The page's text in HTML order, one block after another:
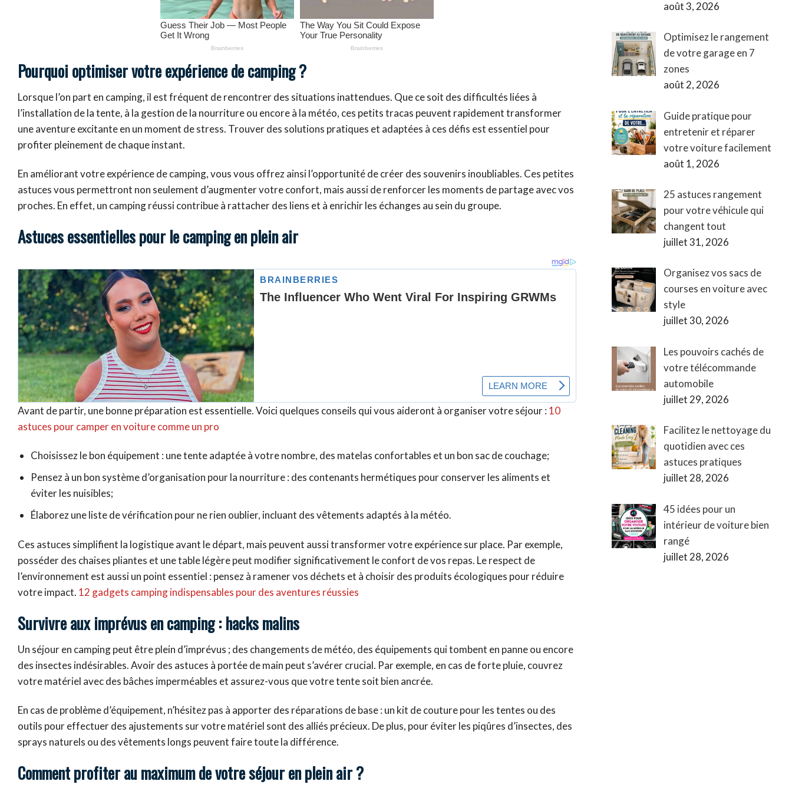
Pourquoi optimiser votre expérience de camping ?
Lorsque l’on part en camping, il est fréquent de rencontrer des situations inattendues. Que ce soit des difficultés liées à
l’installation de la tente, à la gestion de la nourriture ou encore à la météo, ces petits tracas peuvent rapidement transformer
une aventure excitante en un moment de stress. Trouver des solutions pratiques et adaptées à ces défis est essentiel pour
profiter pleinement de chaque instant.
En améliorant votre expérience de camping, vous vous offrez ainsi l’opportunité de créer des souvenirs inoubliables. Ces petites
astuces vous permettront non seulement d’augmenter votre confort, mais aussi de renforcer les moments de partage avec vos
proches. En effet, un camping réussi contribue à rattacher des liens et à enrichir les échanges au sein du groupe.
Astuces essentielles pour le camping en plein air
Avant de partir, une bonne préparation est essentielle. Voici quelques conseils qui vous aideront à organiser votre séjour : 10
astuces pour camper en voiture comme un pro
Choisissez le bon équipement : une tente adaptée à votre nombre, des matelas confortables et un bon sac de couchage;
Pensez à un bon système d’organisation pour la nourriture : des contenants hermétiques pour conserver les aliments et
éviter les nuisibles;
Élaborez une liste de vérification pour ne rien oublier, incluant des vêtements adaptés à la météo.
Ces astuces simplifient la logistique avant le départ, mais peuvent aussi transformer votre expérience sur place. Par exemple,
posséder des chaises pliantes et une table légère peut modifier significativement le confort de vos repas. Le respect de
l’environnement est aussi un point essentiel : pensez à ramener vos déchets et à choisir des produits écologiques pour réduire
votre impact. 12 gadgets camping indispensables pour des aventures réussies
Survivre aux imprévus en camping : hacks malins
Un séjour en camping peut être plein d’imprévus ; des changements de météo, des équipements qui tombent en panne ou encore
des insectes indésirables. Avoir des astuces à portée de main peut s’avérer crucial. Par exemple, en cas de forte pluie, couvrez
votre matériel avec des bâches imperméables et assurez-vous que votre tente soit bien ancrée.
En cas de problème d’équipement, n’hésitez pas à apporter des réparations de base : un kit de couture pour les tentes ou des
outils pour effectuer des ajustements sur votre matériel sont des alliés précieux. De plus, pour éviter les piqûres d’insectes, des
sprays naturels ou des vêtements longs peuvent faire toute la différence.
Comment profiter au maximum de votre séjour en plein air ?
août 3, 2026
Optimisez le rangement
de votre garage en 7
zones
août 2, 2026
Guide pratique pour
entretenir et réparer
votre voiture facilement
août 1, 2026
25 astuces rangement
pour votre véhicule qui
changent tout
juillet 31, 2026
Organisez vos sacs de
courses en voiture avec
style
juillet 30, 2026
Les pouvoirs cachés de
votre télécommande
automobile
juillet 29, 2026
Facilitez le nettoyage du
quotidien avec ces
astuces pratiques
juillet 28, 2026
45 idées pour un
intérieur de voiture bien
rangé
juillet 28, 2026